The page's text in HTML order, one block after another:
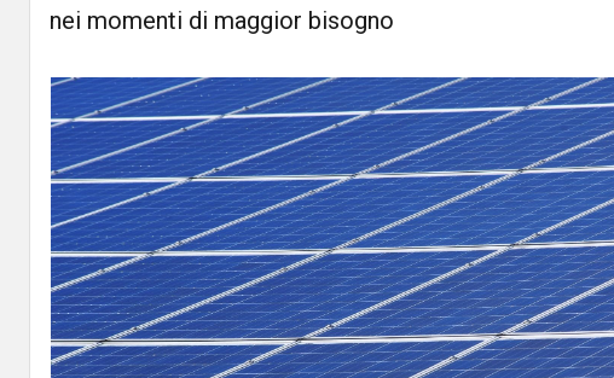
nei momenti di maggior bisogno